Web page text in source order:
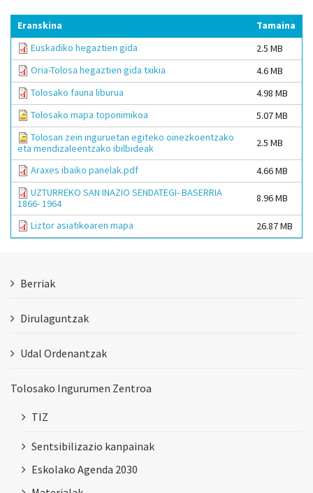
Eranskina
Tamaina
Euskadiko hegaztien gida
2.5 MB
Oria-Tolosa hegaztien gida txikia
4.6 MB
Tolosako fauna liburua
4.98 MB
Tolosako mapa toponimikoa
5.07 MB
Tolosan zein inguruetan egiteko oinezkoentzako
eta mendizaleentzako ibilbideak
2.5 MB
Araxes ibaiko panelak.pdf
4.66 MB
UZTURREKO SAN INAZIO SENDATEGI- BASERRIA
1866- 1964
8.96 MB
Liztor asiatikoaren mapa 26.87 MB
Berriak
Dirulaguntzak
Udal Ordenantzak
Tolosako Ingurumen Zentroa
TIZ
Sentsibilizazio kanpainak
Eskolako Agenda 2030